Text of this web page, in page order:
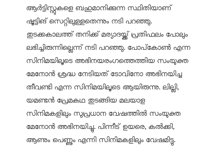
ആര്‍ട്ടിസ്റ്റുകളെ ബഹുമാനിക്കുന്ന സ്ഥിതിയാണ്
ഷൂട്ടിങ് സെറ്റിലുള്ളതെന്നും നടി പറഞ്ഞു.
തുടക്കകാലത്ത് തനിക്ക് മര്യാദയ്ക്ക് പ്രതിഫലം പോലും
ലഭിച്ചിരുന്നില്ലെന്ന് നടി പറഞ്ഞു. പോപ്‌കോണ്‍ എന്ന
സിനിമയിലൂടെ അഭിനയരംഗത്തെത്തിയ സംയുക്ത
മേനോന്‍ ശ്രദ്ധ നേടിയത് ടോവിനോ അഭിനയിച്ച
തീവണ്ടി എന്ന സിനിമയിലൂടെ ആയിരുന്നു. ലില്ലി,
യമണ്ടന്‍ പ്രേമകഥ തുടങ്ങിയ മലയാള
സിനിമകളിലും സുപ്രധാന വേഷത്തില്‍ സംയുക്ത
മേനോന്‍ അഭിനയിച്ചു. പിന്നീട് ഉയരെ, കല്‍ക്കി,
ആണും പെണ്ണും എന്നി സിനിമകളിലും വേഷമിട്ടു.